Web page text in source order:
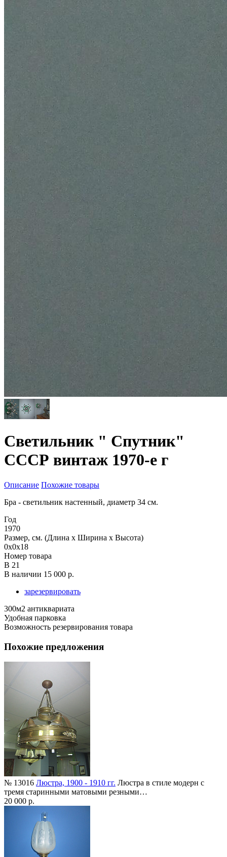
Светильник " Спутник"
СССР винтаж 1970-е г
Описание Похожие товары
Бра - светильник настенный, диаметр 34 см.
Год
1970
Размер, см. (Длина х Ширина х Высота)
0х0х18
Номер товара
В 21
В наличии 15 000 р.
зарезервировать
300м2 антиквариата
Удобная парковка
Возможность резервирования товара
Похожие предложения
№ 13016 Люстра, 1900 - 1910 гг. Люстра в стиле модерн с
тремя старинными матовыми резными…
20 000 р.